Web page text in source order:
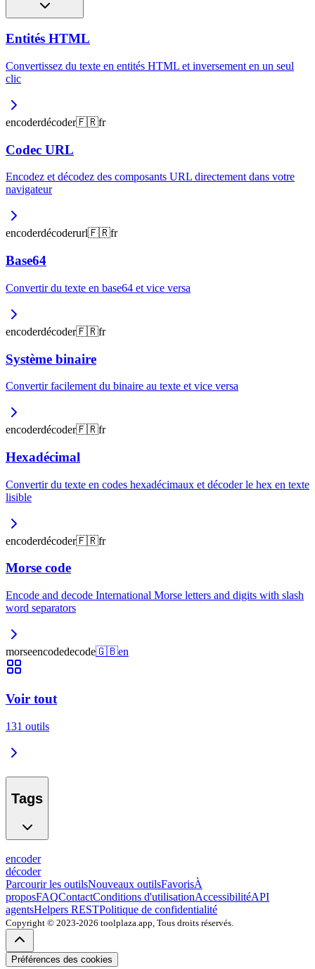
Entités HTML
Convertissez du texte en entités HTML et inversement en un seul
clic
encoderdécoder🇫🇷fr
Codec URL
Encodez et décodez des composants URL directement dans votre
navigateur
encoderdécoderurl🇫🇷fr
Base64
Convertir du texte en base64 et vice versa
encoderdécoder🇫🇷fr
Système binaire
Convertir facilement du binaire au texte et vice versa
encoderdécoder🇫🇷fr
Hexadécimal
Convertir du texte en codes hexadécimaux et décoder le hex en texte
lisible
encoderdécoder🇫🇷fr
Morse code
Encode and decode International Morse letters and digits with slash
word separators
morseencodedecode🇬🇧en
Voir tout
131 outils
Tags
encoder
décoder
Parcourir les outilsNouveaux outilsFavorisÀ
proposFAQContactConditions d'utilisationAccessibilitéAPI
agentsHelpers RESTPolitique de confidentialité
Copyright © 2023-2026 toolplaza.app, Tous droits réservés.
Préférences des cookies